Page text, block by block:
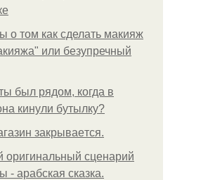
о том как сделать макияж
или безупречный
был рядом, когда в
кинули бутылку?
зaкрывaeтся.
оригинальный сценарий
- арабская сказка.